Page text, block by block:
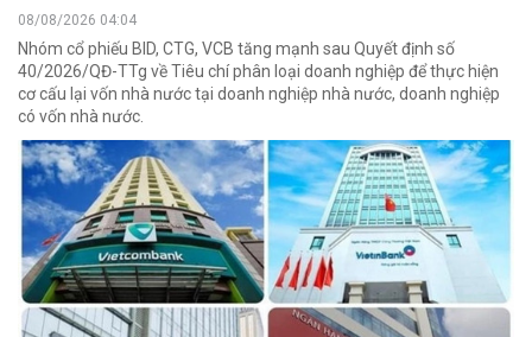
08/08/2026 04:04
Nhóm cổ phiếu BID, CTG, VCB tăng mạnh sau Quyết định số
40/2026/QĐ-TTg về Tiêu chí phân loại doanh nghiệp để thực hiện
cơ cấu lại vốn nhà nước tại doanh nghiệp nhà nước, doanh nghiệp
có vốn nhà nước.